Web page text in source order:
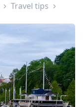
Travel tips